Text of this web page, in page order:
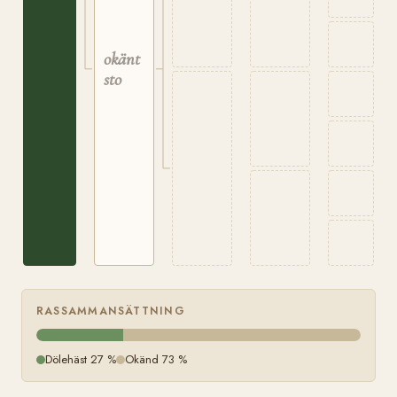
okänt
sto
RASSAMMANSÄTTNING
Dölehäst 27 % Okänd 73 %